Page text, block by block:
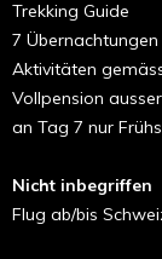
Trekking Guide
7 Übernachtungen
Aktivitäten
Vollpension
an Tag 7 nur
Nicht inbegriffen
Flug ab/bis